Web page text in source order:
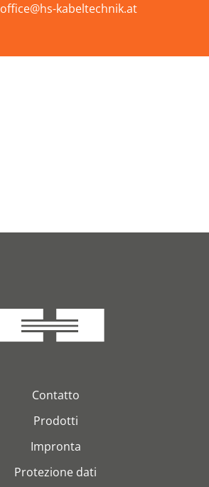
office@hs-kabeltechnik.at
Contatto
Prodotti
Impronta
Protezione dati